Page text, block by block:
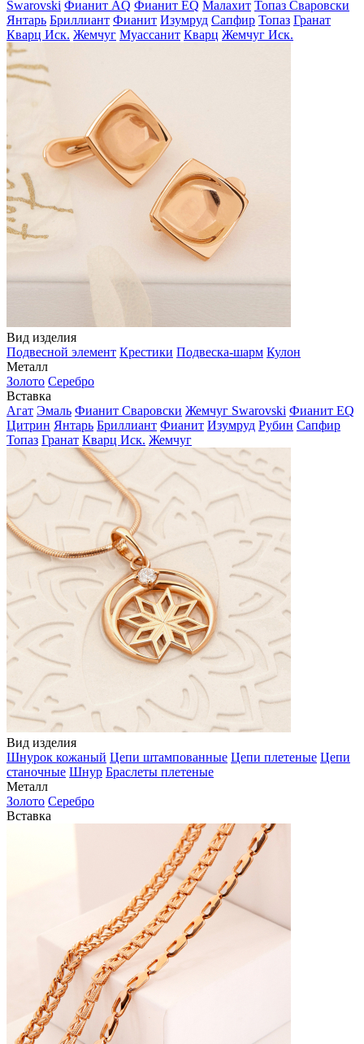
Swarovski Фианит AQ Фианит EQ Малахит Топаз Сваровски
Янтарь Бриллиант Фианит Изумруд Сапфир Топаз Гранат
Кварц Иск. Жемчуг Муассанит Кварц Жемчуг Иск.
Вид изделия
Подвесной элемент Крестики Подвеска-шарм Кулон
Металл
Золото Серебро
Вставка
Агат Эмаль Фианит Сваровски Жемчуг Swarovski Фианит EQ
Цитрин Янтарь Бриллиант Фианит Изумруд Рубин Сапфир
Топаз Гранат Кварц Иск. Жемчуг
Вид изделия
Шнурок кожаный Цепи штампованные Цепи плетеные Цепи
станочные Шнур Браслеты плетеные
Металл
Золото Серебро
Вставка